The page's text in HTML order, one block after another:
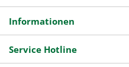
Informationen
Service Hotline